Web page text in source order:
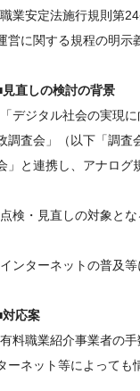
職業安定法施行規則第
営に関する規程の明示
見直しの検討の背景
「デジタル社会の実現
調査会」（以下「調査
」と連携し、アナログ
点検・見直しの対象と
インターネットの普及
対応案
有料職業紹介事業者の
ーネット等によっても